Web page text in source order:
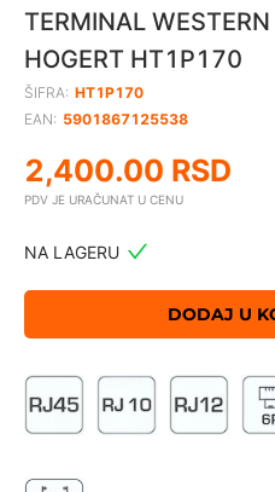
TERMINAL
HOGERT HT1P170
ŠIFRA: HT1P170
EAN: 5901867125538
2,400.00 RSD
PDV JE URAČUNAT U CENU
NA LAGERU
DODAJ U